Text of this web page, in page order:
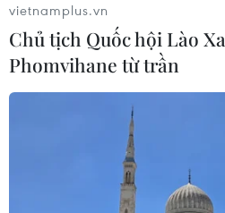
vietnamplus.vn
Chủ tịch Quốc hội Lào
Phomvihane từ trần